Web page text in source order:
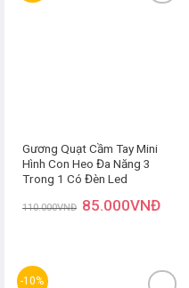
Gương Quạt Cầm Tay Mini
Hình Con Heo Đa Năng 3
Trong 1 Có Đèn Led
110.000VNĐ 85.000VNĐ
-10%